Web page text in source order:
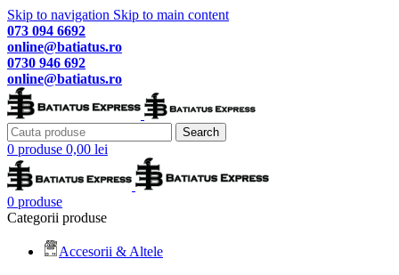
Skip to navigation Skip to main content
073 094 6692
online@batiatus.ro
0730 946 692
online@batiatus.ro
Search
0 produse 0,00 lei
0 produse
Categorii produse
Accesorii & Altele